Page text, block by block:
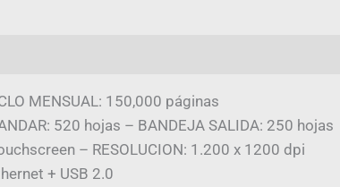
MENSUAL: 150,000 páginas
520 hojas – BANDEJA SALIDA: 250 hojas
– RESOLUCION: 1.200 x 1200 dpi
+ USB 2.0